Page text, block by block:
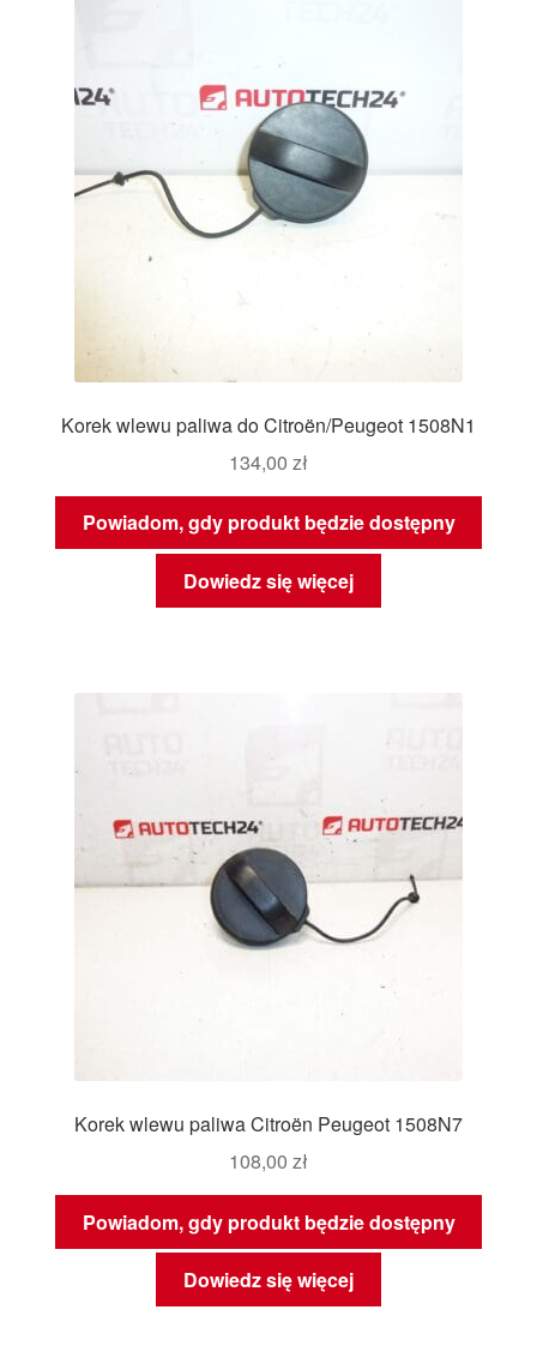
Korek wlewu paliwa do Citroën/Peugeot 1508N1
134,00 zł
Powiadom, gdy produkt będzie dostępny
Dowiedz się więcej
Korek wlewu paliwa Citroën Peugeot 1508N7
108,00 zł
Powiadom, gdy produkt będzie dostępny
Dowiedz się więcej